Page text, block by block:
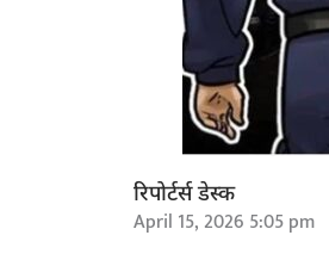
रिपोर्टर्स डेस्क
April 15, 2026 5:05 pm